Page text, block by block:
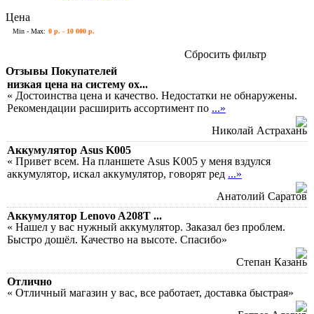
Цена
Min - Max: 0 р. - 10 000 р.
Сбросить фильтр
Отзывы Покупателей
низкая цена на систему ох...
« Достоинства цена и качество. Недостатки не обнаружены.
Рекомендации расширить ассортимент по ...»
Николай Астрахань
Аккумулятор Asus K005
« Привет всем. На планшете Asus K005 у меня вздулся
аккумулятор, искал аккумулятор, говорят ред ...»
Анатолий Саратов
Аккумулятор Lenovo A208T ...
« Нашел у вас нужный аккумулятор. Заказал без проблем.
Быстро дошёл. Качество на высоте. Спасибо»
Степан Казань
Отлично
« Отличный магазин у вас, все работает, доставка быстрая»